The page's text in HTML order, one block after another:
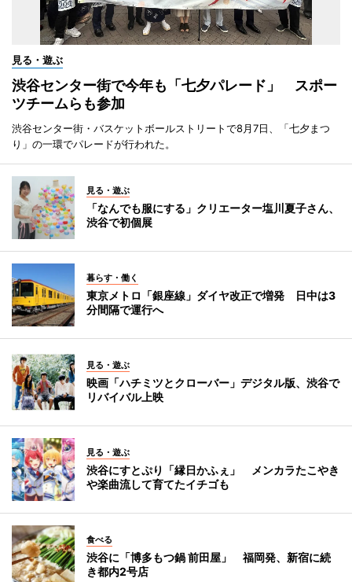
見る・遊ぶ
渋谷センター街で今年も「七夕パレード」 スポー
ツチームらも参加
渋谷センター街・バスケットボールストリートで8月7日、「七夕まつ
り」の一環でパレードが行われた。
見る・遊ぶ
「なんでも服にする」クリエーター塩川夏子さん、
渋谷で初個展
暮らす・働く
東京メトロ「銀座線」ダイヤ改正で増発 日中は3
分間隔で運行へ
見る・遊ぶ
映画「ハチミツとクローバー」デジタル版、渋谷で
リバイバル上映
見る・遊ぶ
渋谷にすとぷり「縁日かふぇ」 メンカラたこやき
や楽曲流して育てたイチゴも
食べる
渋谷に「博多もつ鍋 前田屋」 福岡発、新宿に続
き都内2号店